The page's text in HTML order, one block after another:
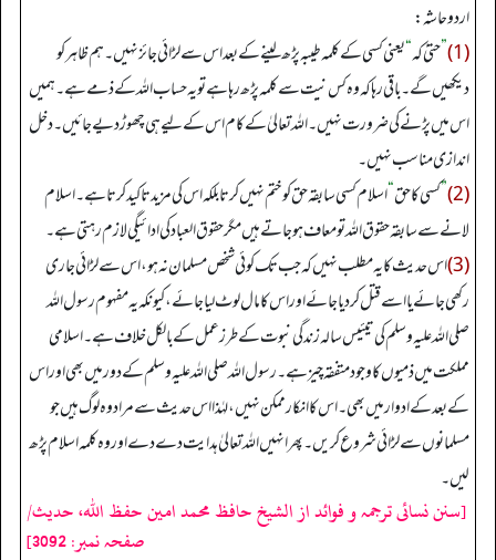
اردو حاشہ:
(1)
”حتیٰ کہ“یعنی کسی کے کلمہ طیبہ پڑھ لینے کے بعد اس سے لڑائی جائز نہیں۔ ہم ظاہر کو
دیکھیں گے۔ باقی رہا کہ وہ کس نیت سے کلمہ پڑھ رہا ہے تو یہ حساب اللہ کے ذمے ہے۔ ہمیں
اس میں پڑنے کی ضرورت نہیں۔ اللہ تعالیٰ کے کام اس کے لیے ہی چھو ڑ دیے جائیں۔ دخل
اندازی مناسب نہیں۔
(2)
”کسی کا حق“اسلام کسی سابقہ حق کو ختم نہیں کرتا بلکہ اس کی مزید تاکید کرتا ہے۔ اسلام
لانے سے سابقہ حقوق اللہ تو معاف ہوجاتے ہیں مگر حقوق العباد کی ادائیگی لازم رہتی ہے۔
(3) اس حدیث کا یہ مطلب نہیں کہ جب تک کوئی شخص مسلمان نہ ہو، اس سے لڑائی جاری
رکھی جائے یا اسے قتل کردیا جائے اور اس کا مال لوٹ لیا جائے، کیونکہ یہ مفہوم رسول اللہ
صلی اللہ علیہ وسلم کی تیئیس سالہ زندگی نبوت کے طرز عمل کے بالکل خلاف ہے۔ اسلامی
مملکت میں ذمیوں کا وجود متفقہ چیز ہے۔ رسول اللہ صلی اللہ علیہ وسلم کے دور میں بھی اور اس
کے بعد کے ادوار میں بھی۔ اس کا انکار ممکن نہیں، لہٰذا اس حدیث سے مراد وہ لوگ ہیں جو
مسلمانوں سے لڑائی شروع کریں۔ پھر انہیں اللہ تعالیٰ ہدایت دے دے او ر وہ کلمہ اسلام پڑھ
لیں۔
[سنن نسائی ترجمہ و فوائد از الشیخ حافظ محمد امین حفظ اللہ، حدیث/
صفحہ نمبر: 3092]